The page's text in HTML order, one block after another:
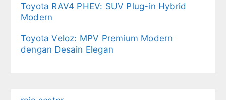
Toyota RAV4 PHEV: SUV Plug-in Hybrid
Modern
Toyota Veloz: MPV Premium Modern
dengan Desain Elegan